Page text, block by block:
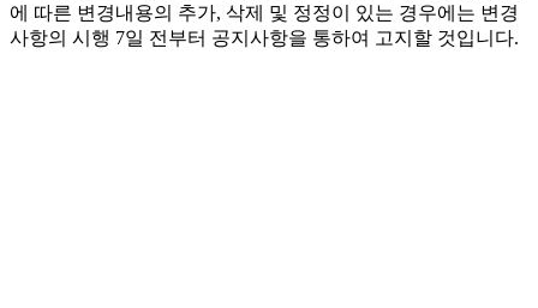
에 따른 변경내용의 추가, 삭제 및 정정이 있는 경우에는 변경
사항의 시행 7일 전부터 공지사항을 통하여 고지할 것입니다.